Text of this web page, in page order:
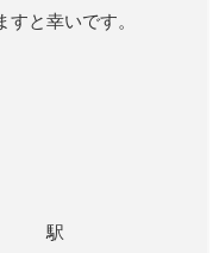
と幸いです。
駅